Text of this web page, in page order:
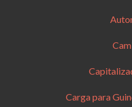
Carga para